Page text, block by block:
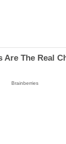
Are The Real
Brainberries